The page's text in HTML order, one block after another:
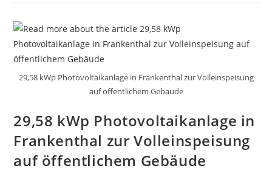
Meyer
Burger,
Wechselrichter
SMA
STP
Und
SMA
Sowie
33
KWh
Speichersystem
BYD.
29,58 kWp Photovoltaikanlage in Frankenthal zur Volleinspeisung
auf öffentlichem Gebäude
29,58 kWp Photovoltaikanlage in
Frankenthal zur Volleinspeisung
auf öffentlichem Gebäude